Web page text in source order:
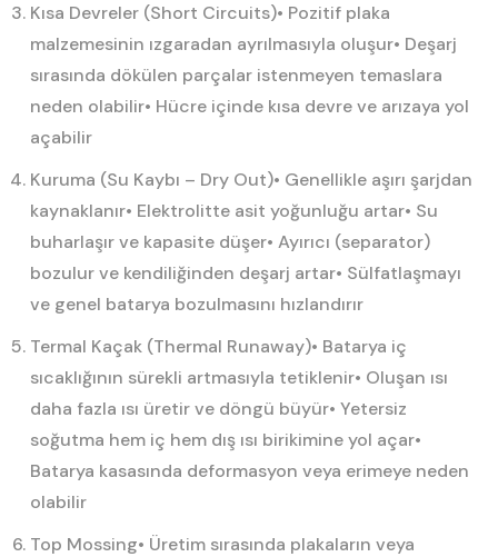
Kısa Devreler (Short Circuits)• Pozitif plaka
malzemesinin ızgaradan ayrılmasıyla oluşur• Deşarj
sırasında dökülen parçalar istenmeyen temaslara
neden olabilir• Hücre içinde kısa devre ve arızaya yol
açabilir
Kuruma (Su Kaybı – Dry Out)• Genellikle aşırı şarjdan
kaynaklanır• Elektrolitte asit yoğunluğu artar• Su
buharlaşır ve kapasite düşer• Ayırıcı (separator)
bozulur ve kendiliğinden deşarj artar• Sülfatlaşmayı
ve genel batarya bozulmasını hızlandırır
Termal Kaçak (Thermal Runaway)• Batarya iç
sıcaklığının sürekli artmasıyla tetiklenir• Oluşan ısı
daha fazla ısı üretir ve döngü büyür• Yetersiz
soğutma hem iç hem dış ısı birikimine yol açar•
Batarya kasasında deformasyon veya erimeye neden
olabilir
Top Mossing• Üretim sırasında plakaların veya